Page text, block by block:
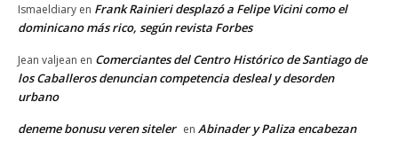
Ismaeldiary en Frank Rainieri desplazó a Felipe Vicini como el
dominicano más rico, según revista Forbes
Jean valjean en Comerciantes del Centro Histórico de Santiago de
los Caballeros denuncian competencia desleal y desorden
urbano
deneme bonusu veren siteler en Abinader y Paliza encabezan